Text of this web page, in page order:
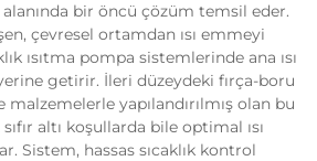
bir öncü çözüm temsil eder.
çevresel ortamdan ısı emmeyi
ısıtma pompa sistemlerinde ana ısı
getirir. İleri düzeydeki fırça-boru
malzemelerle yapılandırılmış olan bu
sıfır altı koşullarda bile optimal ısı
Sistem, hassas sıcaklık kontrol